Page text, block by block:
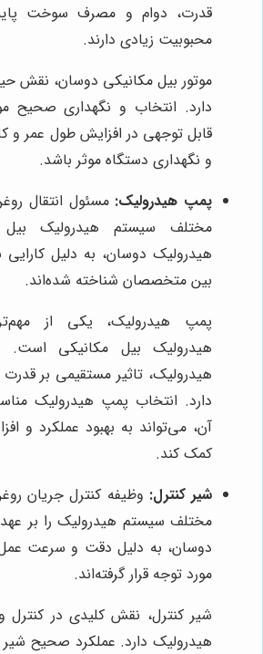
قدرت، دوام و مصرف سوخت
محبوبیت زیادی دارند.
موتور بیل مکانیکی دوسان، نقش
دارد. انتخاب و نگهداری صحیح
قابل توجهی در افزایش طول عمر و
و نگهداری دستگاه موثر باشد.
پمپ هیدرولیک: مسئول انتقال
مختلف سیستم هیدرولیک
هیدرولیک دوسان، به دلیل کارایی
بین متخصصان شناخته شده‌اند.
پمپ هیدرولیک، یکی از
هیدرولیک بیل مکانیکی
هیدرولیک، تاثیر مستقیمی بر
دارد. انتخاب پمپ هیدرولیک
آن، می‌تواند به بهبود عملکرد و
کمک کند.
شیر کنترل: وظیفه کنترل جریان
مختلف سیستم هیدرولیک را بر
دوسان، به دلیل دقت و سرعت عمل
مورد توجه قرار گرفته‌اند.
شیر کنترل، نقش کلیدی در
هیدرولیک دارد. عملکرد صحیح شیر